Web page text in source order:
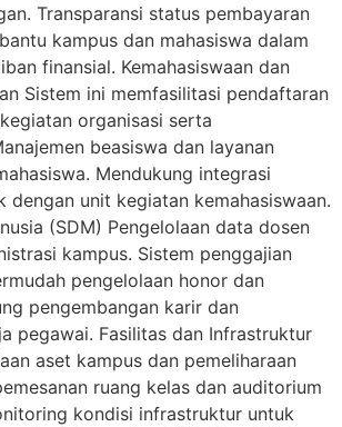
Transparansi status pembayaran
kampus dan mahasiswa dalam
finansial. Kemahasiswaan dan
Sistem ini memfasilitasi pendaftaran
organisasi serta
beasiswa dan layanan
Mendukung integrasi
dengan unit kegiatan kemahasiswaan.
(SDM) Pengelolaan data dosen
kampus. Sistem penggajian
pengelolaan honor dan
pengembangan karir dan
pegawai. Fasilitas dan Infrastruktur
aset kampus dan pemeliharaan
ruang kelas dan auditorium
kondisi infrastruktur untuk